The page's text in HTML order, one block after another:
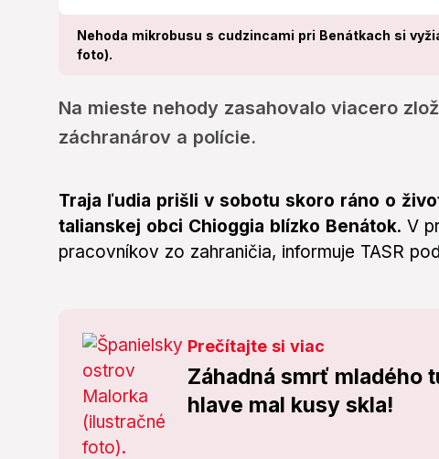
Nehoda mikrobusu s cudzincami pri Benátkach si
foto).
Na mieste nehody zasahovalo viacero
záchranárov a polície.
Traja ľudia prišli v sobotu skoro ráno o
talianskej obci Chioggia blízko Benátok. V
pracovníkov zo zahraničia, informuje TASR
Prečítajte si viac
Záhadná smrť mladého
hlave mal kusy skla!